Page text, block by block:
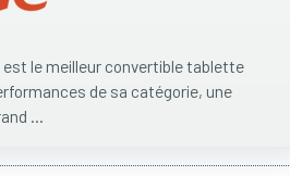
est le meilleur convertible tablette
de sa catégorie, une
...